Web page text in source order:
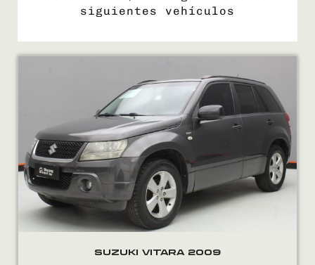
COMPRÁ
VENDÉ
FINANCIÁ
NOSOTROS
CONTACTO
siguientes vehículos
SUZUKI VITARA 2009